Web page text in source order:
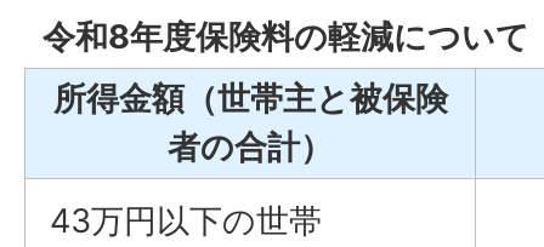
令和8年度保険料の軽減について
所得金額（世帯主と被保険
者の合計）
43万円以下の世帯